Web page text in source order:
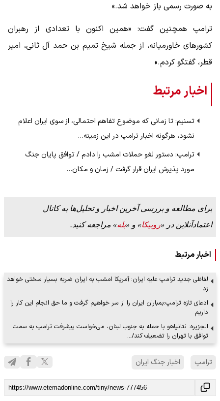
به صورت رسمی باز خواهد شد.»
ترامپ همچنین گفت: «همین اکنون با تعدادی از رهبران
کشورهای خاورمیانه، از جمله شیخ تمیم بن حمد آل ثانی، امیر
قطر، گفتگو کردم.»
اخبار مرتبط
تسنیم: تا زمانی که موضوع تفاهم احتمالی، از سوی ایران اعلام
نشود، هرگونه اخبار ترامپ در این زمینه…
ترامپ: دستور لغو حملات امشب را دادم / توافق پایان جنگ
مورد پذیرش ایران قرار گرفت / زمان و مکان…
برای مطالعه و بررسی آخرین اخبار و تحلیل‌ها به کانال
اعتمادآنلاین در «روبیکا» و «بله» مراجعه کنید.
اخبار مرتبط
لفاظی جدید ترامپ علیه ایران: آمریکا امشب به ایران ضربه بسیار سختی خواهد
زد
ادعای تازه ترامپ:بمباران ایران را از سر خواهیم گرفت و ما حق انجام این کار را
داریم
الجزیره: نتانیاهو با حمله به جنوب لبنان، می‌خواست پیشرفت ترامپ به سمت
توافق با تهران را تضعیف کند/…
ترامپ اخبار جنگ ایران